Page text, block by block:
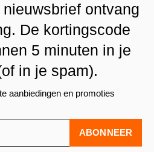
ontvang
De kortingscode
5 minuten in je
in je spam).
aanbiedingen en promoties
ABONNEER